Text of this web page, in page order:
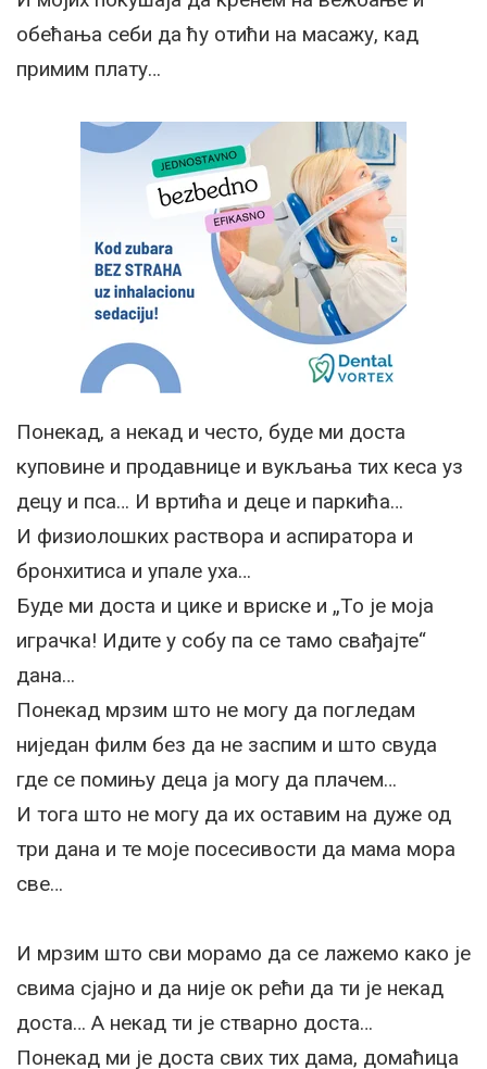
обећања себи да ћу отићи на масажу, кад
примим плату…
Понекад, а некад и често, буде ми доста
куповине и продавнице и вукљања тих кеса уз
децу и пса… И вртића и деце и паркића…
И физиолошких раствора и аспиратора и
бронхитиса и упале уха…
Буде ми доста и цике и вриске и „То је моја
играчка! Идите у собу па се тамо свађајте“
дана…
Понекад мрзим што не могу да погледам
ниједан филм без да не заспим и што свуда
где се помињу деца ја могу да плачем…
И тога што не могу да их оставим на дуже од
три дана и те моје посесивости да мама мора
све…
И мрзим што сви морамо да се лажемо како је
свима сјајно и да није ок рећи да ти је некад
доста… А некад ти је стварно доста…
Понекад ми је доста свих тих дама, домаћица